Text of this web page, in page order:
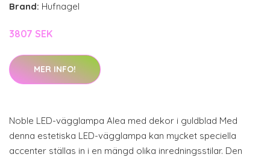
Brand: Hufnagel
3807 SEK
MER INFO!
Noble LED-vägglampa Alea med dekor i guldblad Med
denna estetiska LED-vägglampa kan mycket speciella
accenter ställas in i en mängd olika inredningsstilar. Den